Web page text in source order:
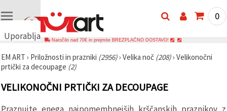
Uporabljamo
🍪
Uporabljamo
podobne
tehnologije,
0
Naročilo nad 70€ in prejmite BREZPLAČNO DOSTAVO!
EM ART › Priložnosti in prazniki (2956)› Velika noč (208)› Velikonočni
prtički za decoupage (2)
VELIKONOČNI PRTIČKI ZA DECOUPAGE
Praznujte enega najpomembnejših krščanskih praznikov z